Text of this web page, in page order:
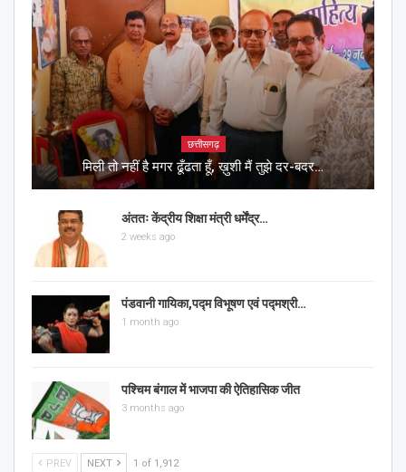
छत्तीसगढ़
मिली तो नहीं है मगर ढूँढता हूँ, ख़ुशी मैं तुझे दर-बदर…
अंततः केंद्रीय शिक्षा मंत्री धर्मेंद्र…
2 weeks ago
पंडवानी गायिका,पद्म विभूषण एवं पद्मश्री…
1 month ago
पश्चिम बंगाल में भाजपा की ऐतिहासिक जीत
3 months ago
PREV NEXT 1 of 1,912